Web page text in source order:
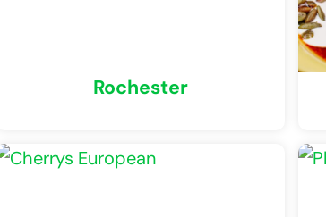
Rochester